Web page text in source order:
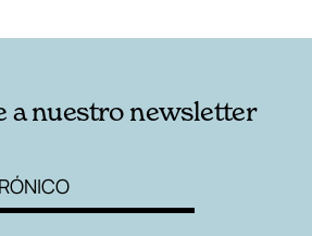
a nuestro newsletter